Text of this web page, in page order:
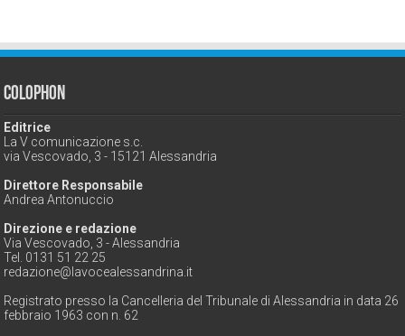
Colophon
Editrice
La V comunicazione s.c.
via Vescovado, 3 - 15121 Alessandria
Direttore Responsabile
Andrea Antonuccio
Direzione e redazione
Via Vescovado, 3 - Alessandria
Tel. 0131 51 22 25
redazione@lavocealessandrina.it
Registrato presso la Cancelleria del Tribunale di Alessandria in data 26
febbraio 1963 con n. 62